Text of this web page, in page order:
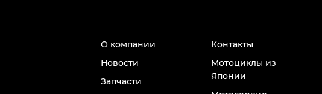
О компании
Новости
Запчасти
Контакты
Мотоциклы из
Японии